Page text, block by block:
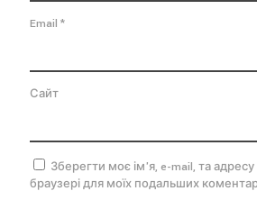
Email *
Сайт
Зберегти моє ім'я, e-mail, та
браузері для моїх подальших